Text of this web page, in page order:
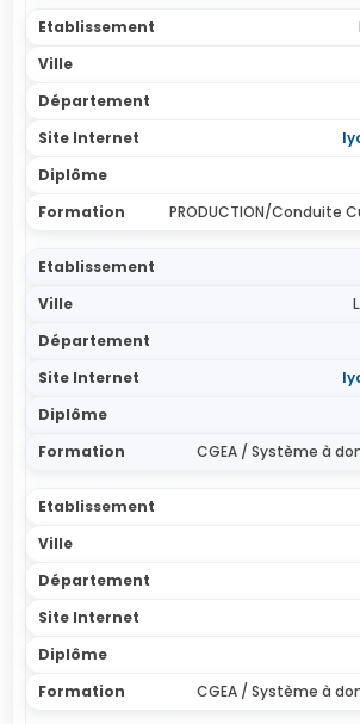
PRODUCTION/Conduite
CGEA / Système à
CGEA / Système à